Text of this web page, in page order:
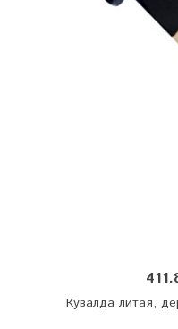
Кувалда литая,